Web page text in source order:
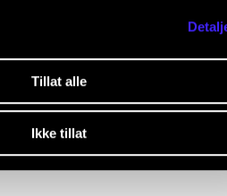
Tillat alle
Ikke tillat